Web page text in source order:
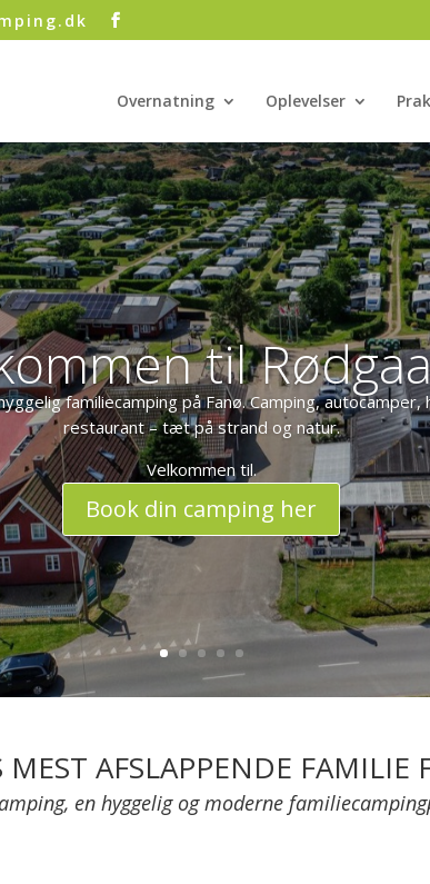
Overnatning Oplevelser
til
familiecamping på Fanø. Camping,
restaurant – tæt på strand og natur.
Velkommen til.
Book din camping her
AFSLAPPENDE FAMILIE
en hyggelig og moderne